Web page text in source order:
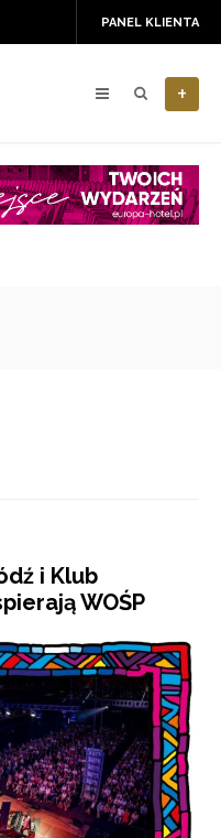
PANEL KLIENTA
+
i Klub
WOŚP